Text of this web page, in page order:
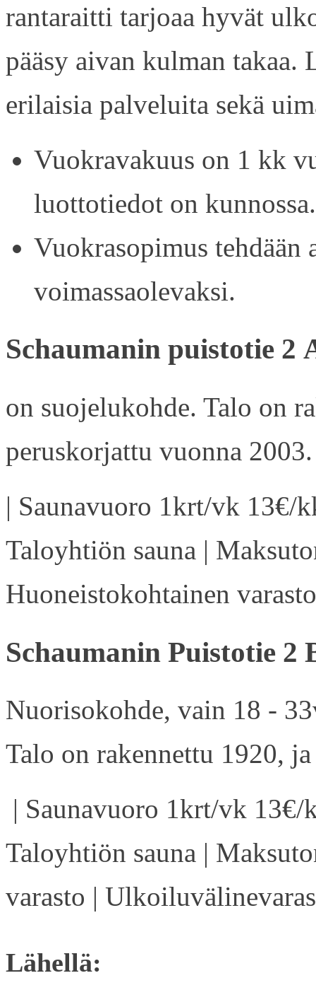
rantaraitti tarjoaa hyvät
pääsy aivan kulman
erilaisia palveluita sekä
Vuokravakuus on 1 kk
luottotiedot on kunnossa.
Vuokrasopimus tehdään
voimassaolevaksi.
Schaumanin puistotie 2
on suojelukohde. Talo on
peruskorjattu vuonna 2003.
| Saunavuoro 1krt/vk 13€/
Taloyhtiön sauna |
Huoneistokohtainen
Schaumanin Puistotie 2
Nuorisokohde, vain 18 -
Talo on rakennettu 1920,
| Saunavuoro 1krt/vk
Taloyhtiön sauna |
varasto |
Lähellä: